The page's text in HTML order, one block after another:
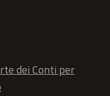
dei Conti per